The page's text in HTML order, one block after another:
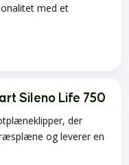
med et
Sileno Life 750
der
og leverer en